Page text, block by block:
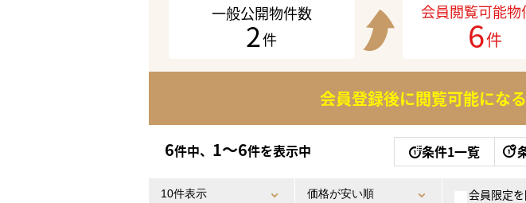
一般公開物件数
2件
会員閲覧可能物
6件
会員登録後に閲覧可能になる
6件中、 1〜6件を表示中 条件1一覧
会員限定